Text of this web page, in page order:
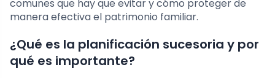
comunes que hay que evitar y cómo proteger de
manera efectiva el patrimonio familiar.
¿Qué es la planificación sucesoria y por
qué es importante?